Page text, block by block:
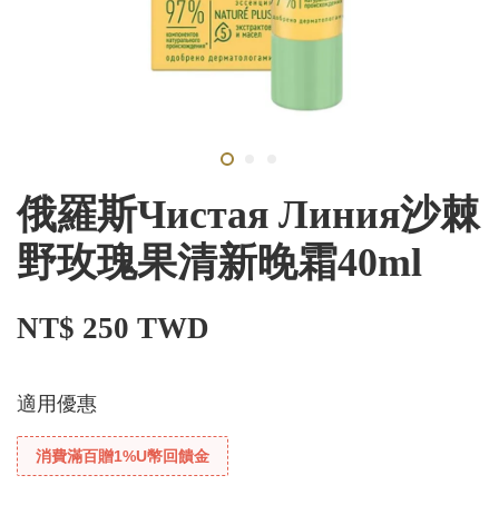
俄羅斯Чистая Линия沙棘
野玫瑰果清新晚霜40ml
NT$ 250 TWD
適用優惠
消費滿百贈1%U幣回饋金